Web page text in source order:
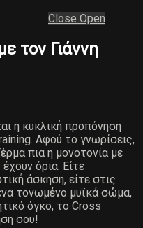
Close Open
τον Γιάννη
η κυκλική προπόνηση
Αφού το γνωρίσεις,
πια η μονοτονία με
όρια. Είτε
άσκηση, είτε στις
τονωμένο μυϊκά σώμα,
όγκο, το Cross
σου!